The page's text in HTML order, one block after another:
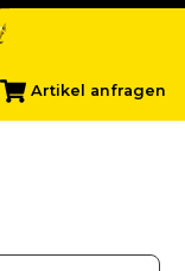
Artikel anfragen